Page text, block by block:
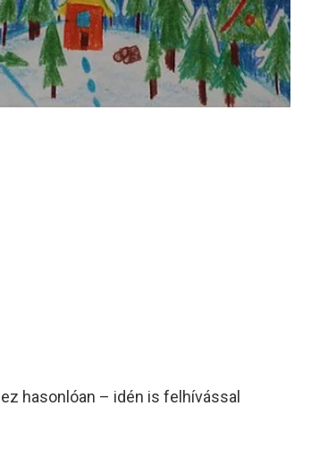
hasonlóan – idén is felhívással